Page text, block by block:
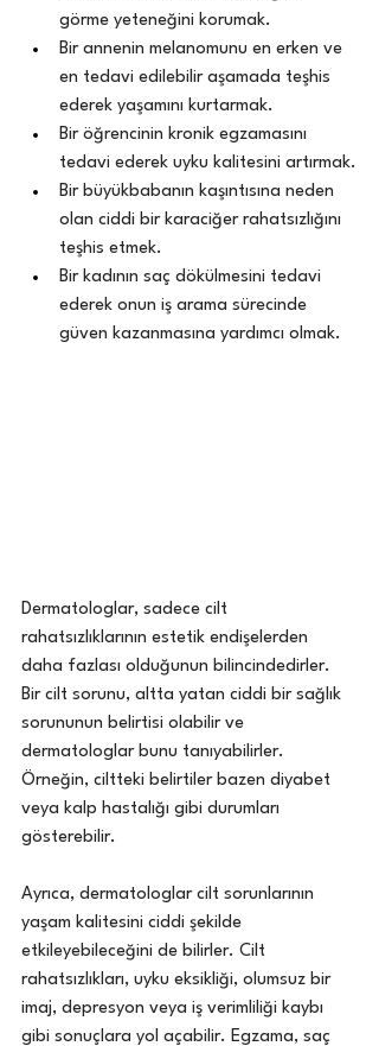
görme yeteneğini korumak.
Bir annenin melanomunu en erken ve
en tedavi edilebilir aşamada teşhis
ederek yaşamını kurtarmak.
Bir öğrencinin kronik egzamasını
tedavi ederek uyku kalitesini artırmak.
Bir büyükbabanın kaşıntısına neden
olan ciddi bir karaciğer rahatsızlığını
teşhis etmek.
Bir kadının saç dökülmesini tedavi
ederek onun iş arama sürecinde
güven kazanmasına yardımcı olmak.
Dermatologlar, sadece cilt
rahatsızlıklarının estetik endişelerden
daha fazlası olduğunun bilincindedirler.
Bir cilt sorunu, altta yatan ciddi bir sağlık
sorununun belirtisi olabilir ve
dermatologlar bunu tanıyabilirler.
Örneğin, ciltteki belirtiler bazen diyabet
veya kalp hastalığı gibi durumları
gösterebilir.
Ayrıca, dermatologlar cilt sorunlarının
yaşam kalitesini ciddi şekilde
etkileyebileceğini de bilirler. Cilt
rahatsızlıkları, uyku eksikliği, olumsuz bir
imaj, depresyon veya iş verimliliği kaybı
gibi sonuçlara yol açabilir. Egzama, saç